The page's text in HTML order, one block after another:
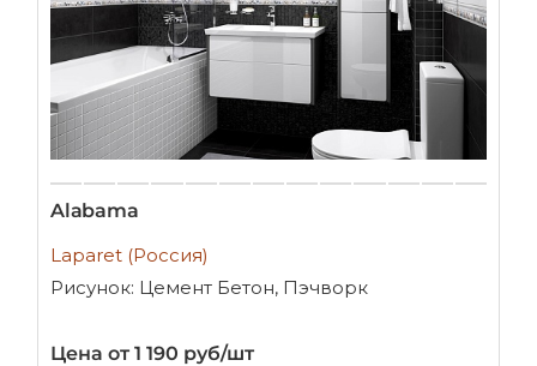
Alabama
Laparet (Россия)
Рисунок: Цемент Бетон, Пэчворк
Цена от 1 190 руб/шт